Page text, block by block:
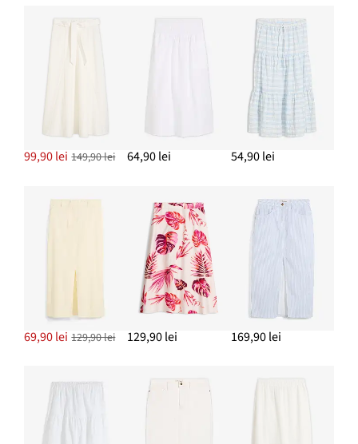
69,90 lei
Sandale cu baretă între degete
64,90 lei
ADAUGĂ ÎN COȘ
Cercei creolen
99,90 lei 149,90 lei 64,90 lei 54,90 lei
69,90 lei 129,90 lei 129,90 lei 169,90 lei